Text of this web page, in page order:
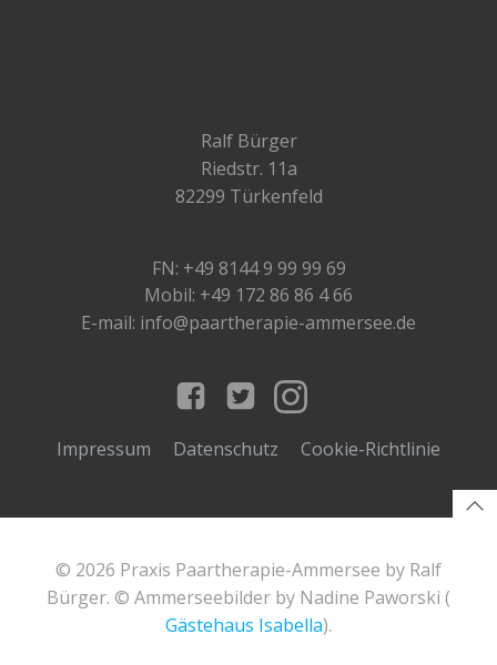
Ralf Bürger
Riedstr. 11a
82299 Türkenfeld
FN: +49 8144 9 99 99 69
Mobil: +49 172 86 86 4 66
E-mail: info@paartherapie-ammersee.de
Impressum Datenschutz Cookie-Richtlinie
© 2026 Praxis Paartherapie-Ammersee by Ralf
Bürger. © Ammerseebilder by Nadine Paworski (
Gästehaus Isabella).